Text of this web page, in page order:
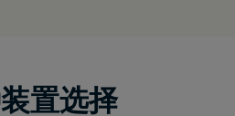
置选择